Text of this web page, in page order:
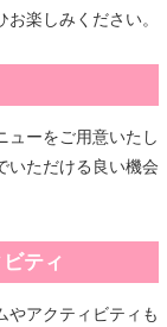
楽しみください。
ューをご用意いたし
いただける良い機会
ティ
やアクティビティも